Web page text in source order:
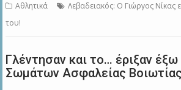
Αθλητικά
Λεβαδειακός: Ο Γιώργος Νίκας
του!
Γλέντησαν και το… έριξαν
Σωμάτων Ασφαλείας